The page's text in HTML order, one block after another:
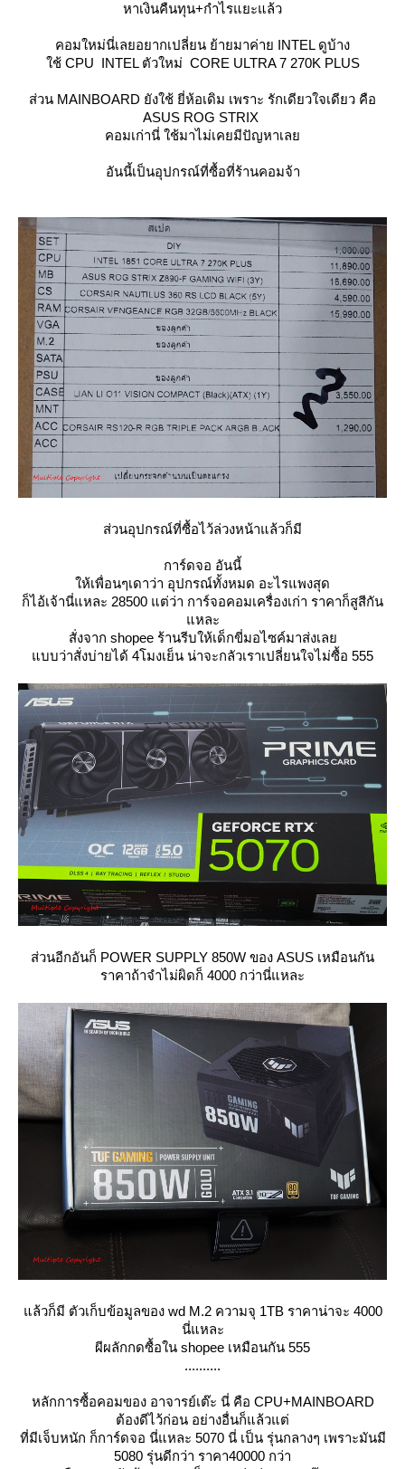
หาเงินคืนทุน+กำไรแยะแล้ว
คอมใหม่นี่เลยอยากเปลี่ยน ย้ายมาค่าย INTEL ดูบ้าง
ช้ CPU INTEL ตัวใหม่ CORE ULTRA 7 270K PLUS
ส่วน MAINBOARD ยังใช้ ยี่ห้อเดิม เพราะ รักเดียวใจเดียว คือ
ASUS ROG STRIX
คอมเก่านี่ ใช้มาไม่เคยมีปัญหาเล
อันนี้เป็นอุปกรณ์ที่ซื้อที่ร้านคอมจ้า
ส่วนอุปกรณ์ที่ซื้อไว้ล่วงหน้าแล้วก็มี
การ์ดจอ อันนี้
ห้เพื่อนๆเดาว่า อุปกรณ์ทั้งหมด อะไรแพงสุด
ก็ไอ้เจ้านี่แหละ 28500 แต่ว่า การ์จอคอมเครื่องเก่า ราคาก็สูสีกัน
หละ
สั่งจาก shopee ร้านรีบให้เด็กขี่มอไซค์มาส่งเล
บบว่าสั่งบ่ายได้ 4โมงเย็น น่าจะกลัวเราเปลี่ยนใจไม่ซื้อ 555
ส่วนอีกอันก็ POWER SUPPLY 850W ของ ASUS เหมือนกัน
ราคาถ้าจำไม่ผิดก็ 4000 กว่านี่แหละ
ล้วก็มี ตัวเก็บข้อมูลของ wd M.2 ความจุ 1TB ราคาน่าจะ 4000
นี่แหละ
ผีผลักกดซื้อใน shopee เหมือนกัน 555
..........
หลักการซื้อคอมของ อาจารย์เต๊ะ นี่ คือ CPU+MAINBOARD
ต้องดีไว้ก่อน อย่างอื่นก็แล้วแต่
ที่มีเจ็บหนัก ก็การ์ดจอ นี่แหละ 5070 นี่ เป็น รุ่นกลางๆ เพราะมันมี
5080 รุ่นดีกว่า ราคา40000 กว่า